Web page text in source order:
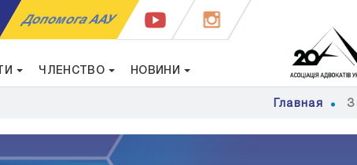
Допомога ААУ
ЧЛЕНСТВО НОВИНИ
Главная